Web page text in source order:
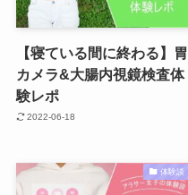
【寝ている間に終わる】胃
カメラ&大腸内視鏡検査体
験レポ
2022-06-18
体験談